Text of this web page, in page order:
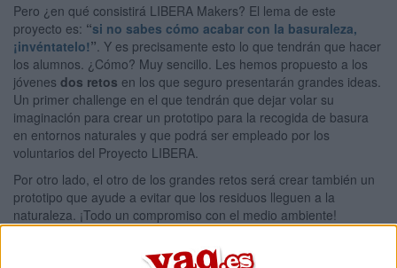
Pero ¿en qué consistirá LIBERA Makers? El lema de este
proyecto es: “si no sabes cómo acabar con la basuraleza,
¡invéntatelo!” . Y es precisamente esto lo que tendrán que hacer
los alumnos. ¿Cómo? Muy sencillo. Les hemos propuesto a los
jóvenes dos retos en los que seguro presentarán grandes ideas.
Un primer challenge en el que tendrán que dejar volar su
imaginación para crear un prototipo para la recogida de basura
en entornos naturales y que podrá ser empleado por los
voluntarios del Proyecto LIBERA.
Por otro lado, el otro de los grandes retos será crear también un
prototipo que ayude a evitar que los residuos lleguen a la
naturaleza. ¡Todo un compromiso con el medio ambiente!